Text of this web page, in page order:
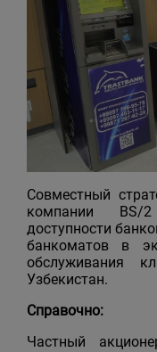
Совместный
компании BS/
доступности
банкоматов в
обслуживания
Узбекистан.
Справочно:
Частный